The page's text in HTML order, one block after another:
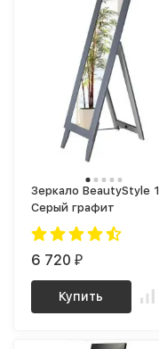
Зеркало BeautyStyle 1
Серый графит
6 720₽
Купить